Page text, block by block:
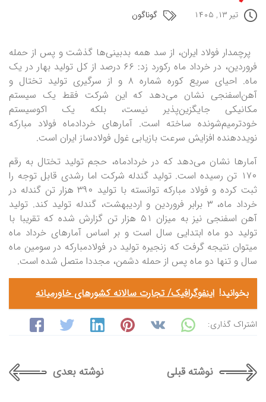
تیر ۱۳, ۱۴۰۵
گوناگون
پرچمدار فولاد ایران، از سد همه بدبینی‌ها گذشت و پس از حمله
فروردین، در خرداد ماه رکورد زد: ۶۶ درصد از کل تولید بهار در یک
ماه. احیای سریع کوره شماره ۸ و از سرگیری تولید تختال و
آهن‌اسفنجی نشان می‌دهد که این شرکت فقط یک سیستم
مکانیکی جایگزین‌پذیر نیست، بلکه یک اکوسیستم
خودترمیم‌شونده ساخته است. آمارهای خردادماه فولاد مبارکه
نویددهنده افزایش سرعت بازیابی غول فولادساز ایران است.
آمارها نشان می‌دهد که در خردادماه، حجم تولید تختال به رقم
۱۷۰ تن رسیده است. تولید گندله شرکت اما رشدی قابل توجه را
ثبت کرده و فولاد مبارکه توانسته با تولید ۳۹۰ هزار تن گندله در
خرداد ماه، ۳ برابر فروردین و اردیبهشت، گندله تولید کند. تولید
آهن اسفنجی نیز به میزان ۵۱ هزار تن گزارش شده که تقریبا با
تولید دو ماه ابتدایی سال است و بر اساس آمارهای خرداد ماه
میتوان نتیجه گرفت که زنجیره تولید در فولادمبارکه در سومین ماه
سال و تنها دو ماه پس از حمله دشمن، مجددا متصل شده است.
بخوانید! اینفوگرافیک/ تجارت سالانه کشور‌های خاورمیانه
اشتراک گذاری:
نوشته قبلی نوشته بعدی